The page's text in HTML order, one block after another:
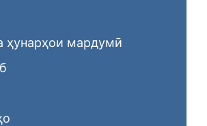
ҳунарҳои мардумӣ